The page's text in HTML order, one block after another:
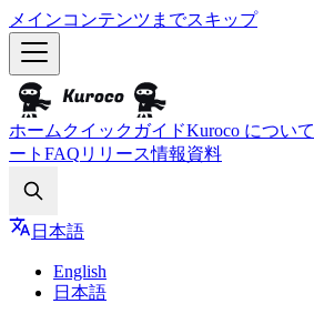
メインコンテンツまでスキップ
ホーム クイックガイドKuroco について
ート FAQ リリース情報資料
日本語
English
日本語